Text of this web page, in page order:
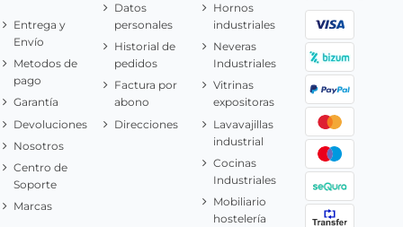
Entrega y
Envío
Metodos de
pago
Garantía
Devoluciones
Nosotros
Centro de
Soporte
Marcas
Datos
personales
Historial de
pedidos
Factura por
abono
Direcciones
Hornos
industriales
Neveras
Industriales
Vitrinas
expositoras
Lavavajillas
industrial
Cocinas
Industriales
Mobiliario
hostelería